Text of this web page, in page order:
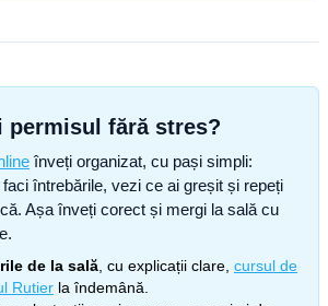
permisul fără stres?
înveți organizat, cu pași simpli:
întrebările, vezi ce ai greșit și repeți
Așa înveți corect și mergi la sală cu
de la sală , cu explicații clare, cursul de
Rutier la îndemână.